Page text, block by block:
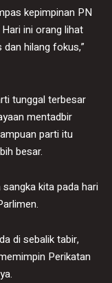
kepimpinan PN
ini orang lihat
hilang fokus,”
tunggal terbesar
mentadbir
parti itu
besar.
kita pada hari
di sebalik tabir,
Perikatan